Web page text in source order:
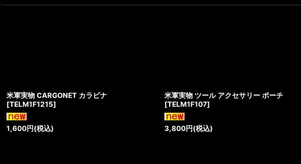
米軍実物 CARGONET カラビナ
[TELM1F1215]
1,600円(税込)
米軍実物 ツール アクセサリー ポーチ
[TELM1F107]
3,800円(税込)